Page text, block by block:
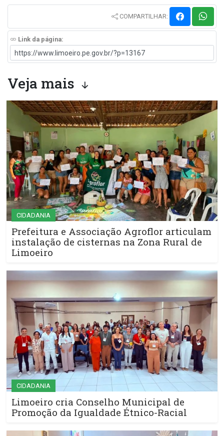
COMPARTILHAR:
Link da página:
Veja mais
CIDADANIA
Prefeitura e Associação Agroflor articulam
instalação de cisternas na Zona Rural de
Limoeiro
CIDADANIA
Limoeiro cria Conselho Municipal de
Promoção da Igualdade Étnico-Racial